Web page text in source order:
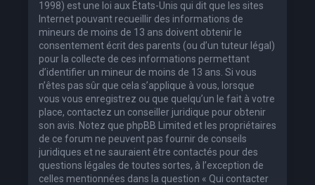
1998) est une loi aux États-Unis qui dit que les sites
Internet pouvant recueillir des informations de
mineurs de moins de 13 ans doivent obtenir le
consentement écrit des parents (ou d’un tuteur légal)
pour la collecte de ces informations permettant
d’identifier un mineur de moins de 13 ans. Si vous
n’êtes pas sûr que cela s’applique à vous, lorsque
vous vous enregistrez ou que quelqu’un le fait à votre
place, contactez un conseiller juridique pour obtenir
son avis. Notez que phpBB Limited et les propriétaires
de ce forum ne peuvent pas fournir de conseils
juridiques et ne sauraient être contactés pour des
questions légales de toutes sortes, à l’exception de
celles mentionnées dans la question « Qui contacter